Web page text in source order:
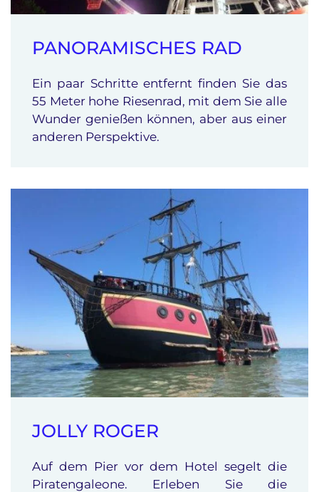
PANORAMISCHES RAD
Ein paar Schritte entfernt finden Sie das
55 Meter hohe Riesenrad, mit dem Sie alle
Wunder genießen können, aber aus einer
anderen Perspektive.
JOLLY ROGER
Auf dem Pier vor dem Hotel segelt die
Piratengaleone. Erleben Sie die